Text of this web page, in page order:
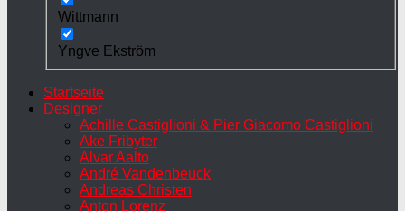
Wittmann
Yngve Ekström
Startseite
Designer
Achille Castiglioni & Pier Giacomo Castiglioni
Ake Fribyter
Alvar Aalto
André Vandenbeuck
Andreas Christen
Anton Lorenz